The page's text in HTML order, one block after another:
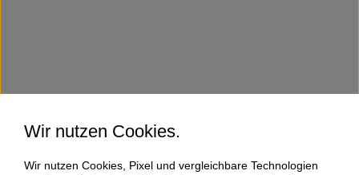
Wir nutzen Cookies.
Wir nutzen Cookies, Pixel und vergleichbare Technologien